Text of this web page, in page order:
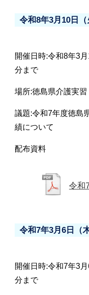
令和8年3月10日（
開催日時:令和8年3
分まで
場所:徳島県介護実
議題:令和7年度徳島
績について
配布資料
令和
令和7年3月6日（木
開催日時:令和7年3
分まで